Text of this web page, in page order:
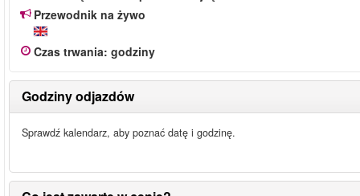
Przewodnik na żywo
Czas trwania: godziny
Godziny odjazdów
Sprawdź kalendarz, aby poznać datę i godzinę.